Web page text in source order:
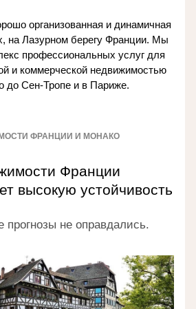
организованная и динамичная
на Лазурном берегу Франции. Мы
профессиональных услуг для
и коммерческой недвижимостью
до Сен-Тропе и в Париже.
ФРАНЦИИ И МОНАКО
Франции
высокую устойчивость
не оправдались.